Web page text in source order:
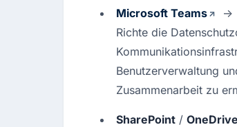
Microsoft Teams
-
Richte die
Benutzerverwaltung
Zusammenarbeit zu
SharePoint / OneDrive